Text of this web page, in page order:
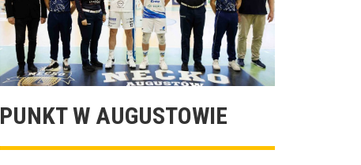
PUNKT W AUGUSTOWIE